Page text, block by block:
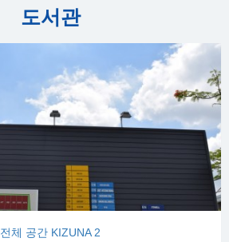
도서관
전체 공간 KIZUNA 2